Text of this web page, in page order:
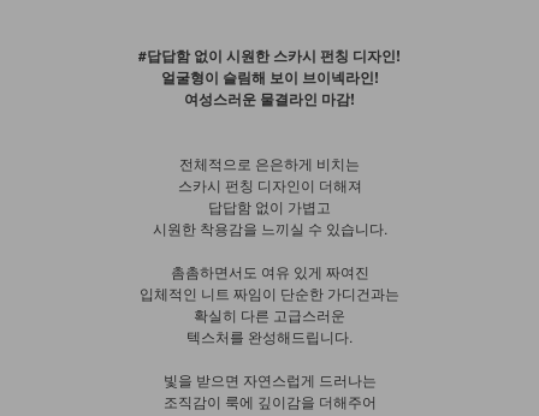
#답답함 없이 시원한 스카시 펀칭 디자인!
얼굴형이 슬림해 보이 브이넥라인!
여성스러운 물결라인 마감!
전체적으로 은은하게 비치는
스카시 펀칭 디자인이 더해져
답답함 없이 가볍고
시원한 착용감을 느끼실 수 있습니다.
촘촘하면서도 여유 있게 짜여진
입체적인 니트 짜임이 단순한 가디건과는
확실히 다른 고급스러운
텍스처를 완성해드립니다.
빛을 받으면 자연스럽게 드러나는
조직감이 룩에 깊이감을 더해주어